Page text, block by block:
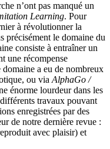
n’ont pas manqué un
Learning. Pour
à révolutionner la
précisément le domaine du
consiste à entraîner un
une récompense
domaine a eu de nombreux
ou via AlphaGo /
énorme lourdeur dans les
travaux pouvant
enregistrées par des
de notre dernière revue :
avec plaisir) et